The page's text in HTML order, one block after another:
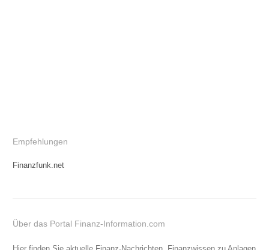
Empfehlungen
Finanzfunk.net
Über das Portal Finanz-Information.com